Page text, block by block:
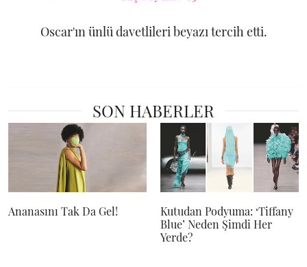
Oscar'ın ünlü davetlileri beyazı tercih etti.
SON HABERLER
Ananasını Tak Da Gel!
Kutudan Podyuma: ‘Tiffany
Blue’ Neden Şimdi Her
Yerde?